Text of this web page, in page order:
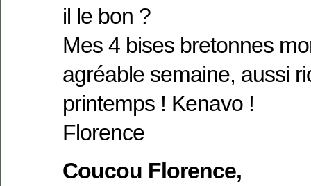
il le bon ?
Mes 4 bises bretonnes
agréable semaine, aussi
printemps ! Kenavo !
Florence
Coucou Florence,